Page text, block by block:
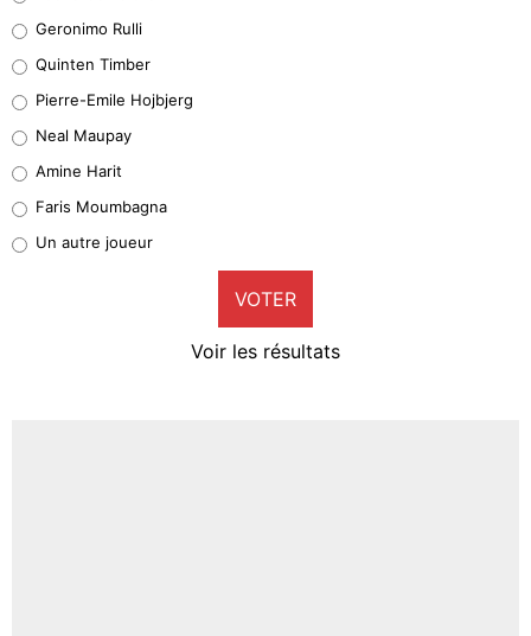
32%
5%
1%
9%
Geronimo Rulli
Quinten Timber
Pierre-Emile Hojbjerg
Neal Maupay
Amine Harit
Faris Moumbagna
Un autre joueur
VOTER
Voir les résultats